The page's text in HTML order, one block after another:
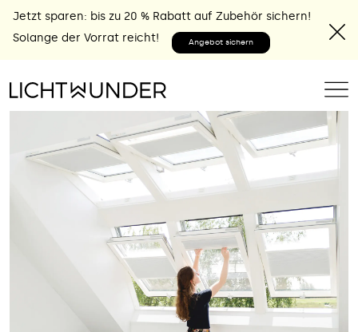
Jetzt sparen: bis zu 20 % Rabatt auf Zubehör sichern!
Solange der Vorrat reicht!
Angebot sichern